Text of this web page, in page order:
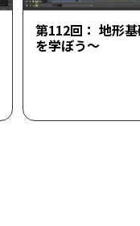
第112回： 地形
を学ぼう～